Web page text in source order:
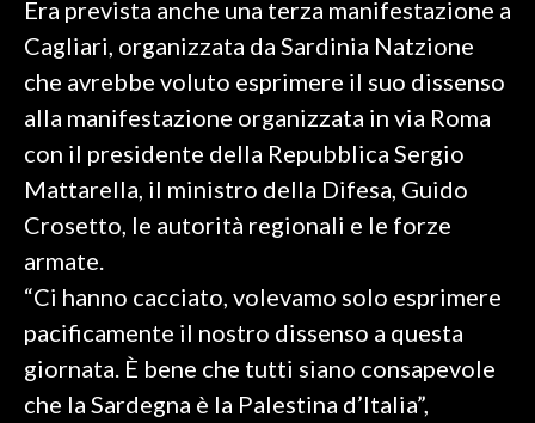
MOTORI
TENNIS
CULTURA
GOSSIP
SALUTE
SARDEGNA TURISMO
Era prevista anche una terza manifestazione a
Cagliari, organizzata da Sardinia Natzione
che avrebbe voluto esprimere il suo dissenso
alla manifestazione organizzata in via Roma
con il presidente della Repubblica Sergio
Mattarella, il ministro della Difesa, Guido
Crosetto, le autorità regionali e le forze
armate.
“Ci hanno cacciato, volevamo solo esprimere
pacificamente il nostro dissenso a questa
giornata. È bene che tutti siano consapevole
che la Sardegna è la Palestina d’Italia”,